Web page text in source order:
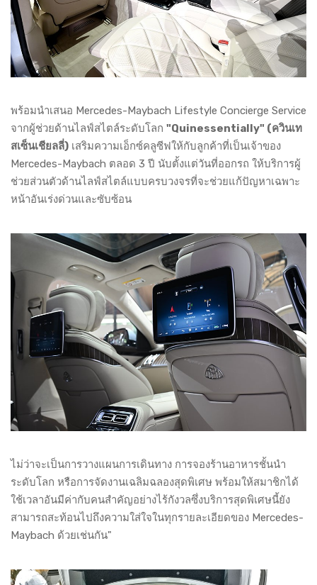
พร้อมนำเสนอ Mercedes-Maybach Lifestyle Concierge Service
จากผู้ช่วยด้านไลฟ์สไตล์ระดับโลก "Quinessentially" (ควินเท
สเซ็นเชียลลี่) เสริมความเอ็กซ์คลูซีฟให้กับลูกค้าที่เป็นเจ้าของ
Mercedes-Maybach ตลอด 3 ปี นับตั้งแต่วันที่ออกรถ ให้บริการผู้
ช่วยส่วนตัวด้านไลฟ์สไตล์แบบครบวงจรที่จะช่วยแก้ปัญหาเฉพาะ
หน้าอันเร่งด่วนและซับซ้อน
ไม่ว่าจะเป็นการวางแผนการเดินทาง การจองร้านอาหารชั้นนำ
ระดับโลก หรือการจัดงานเฉลิมฉลองสุดพิเศษ พร้อมให้สมาชิกได้
ใช้เวลาอันมีค่ากับคนสำคัญอย่างไร้กังวลซึ่งบริการสุดพิเศษนี้ยัง
สามารถสะท้อนไปถึงความใส่ใจในทุกรายละเอียดของ Mercedes-
Maybach ด้วยเช่นกัน"